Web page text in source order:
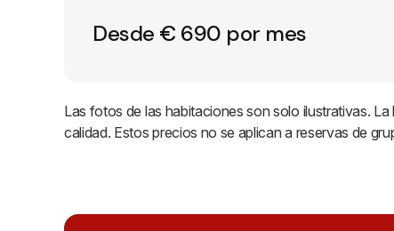
Desde € 690 por mes
Las fotos de las habitaciones son solo ilustrativas.
calidad. Estos precios no se aplican a reservas de